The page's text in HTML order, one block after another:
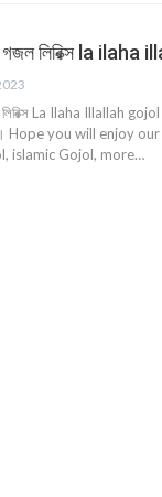
গজল লিরিক্স la
লিরিক্স La Ilaha Illallah
Hope you will enjoy
islamic Gojol, more…